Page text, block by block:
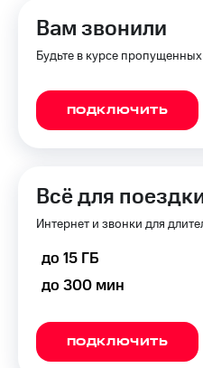
Вам звонили
Будьте в курсе
ПОДКЛЮЧИТЬ
Всё для
Интернет и звонки для
до 15 ГБ
до 300 мин
ПОДКЛЮЧИТЬ